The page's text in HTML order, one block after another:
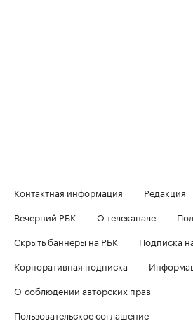
Контактная информация Редакция
Вечерний РБК
О телеканале
Скрыть баннеры на РБК
Подписка
Корпоративная подписка
О соблюдении авторских прав
Пользовательское соглашение